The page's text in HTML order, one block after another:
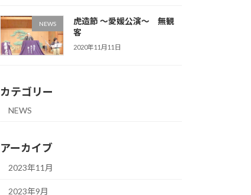
NEWS
虎造節 ～愛媛公演～ 無観
客
2020年11月11日
カテゴリー
NEWS
アーカイブ
2023年11月
2023年9月